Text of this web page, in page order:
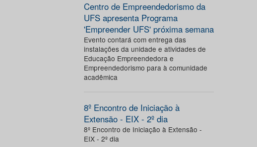
Centro de Empreendedorismo da
UFS apresenta Programa
'Empreender UFS' próxima semana
Evento contará com entrega das
instalações da unidade e atividades de
Educação Empreendedora e
Empreendedorismo para à comunidade
acadêmica
8º Encontro de Iniciação à
Extensão - EIX - 2º dia
8º Encontro de Iniciação à Extensão -
EIX - 2º dia